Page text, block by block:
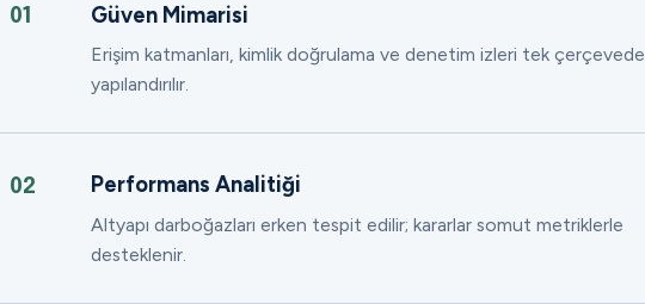
01 Güven Mimarisi
Erişim katmanları, kimlik doğrulama ve denetim izleri tek çerçevede
yapılandırılır.
02 Performans Analitiği
Altyapı darboğazları erken tespit edilir; kararlar somut metriklerle
desteklenir.